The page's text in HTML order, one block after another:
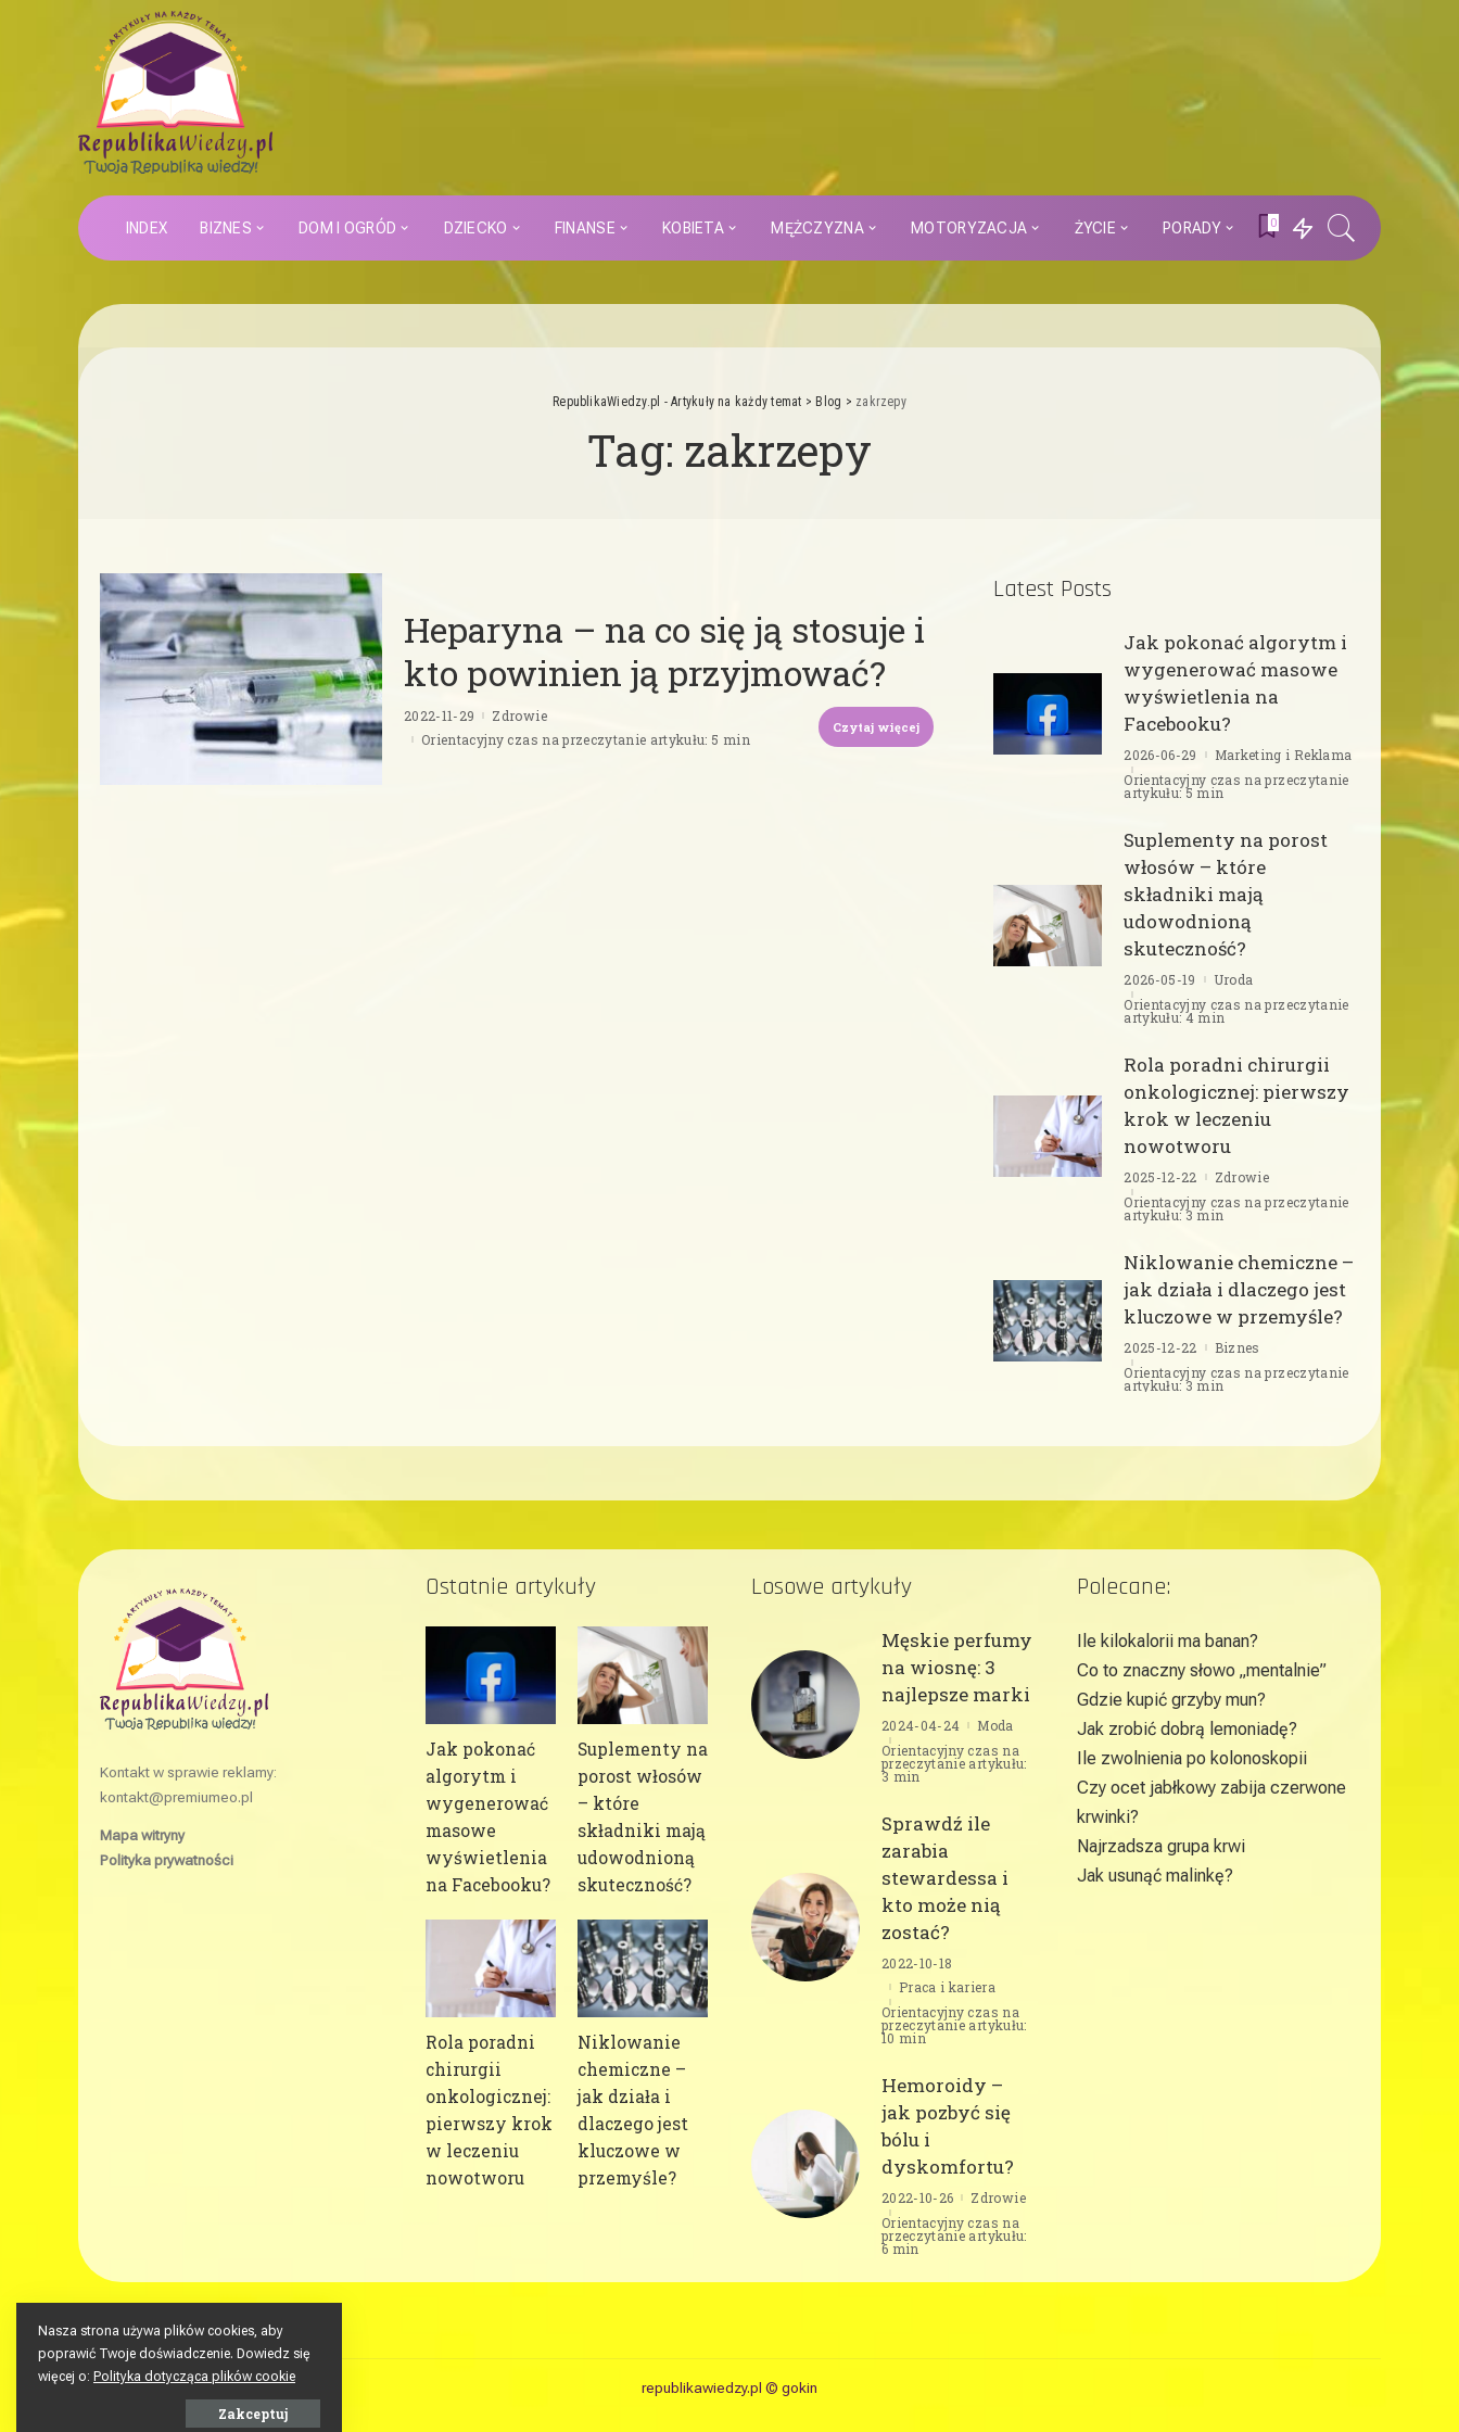
INDEX BIZNES DOM I OGRÓD DZIECKO FINANSE KOBIETA MĘŻCZYZNA MOTORYZACJA ŻYCIE PORADY 0
RepublikaWiedzy.pl - Artykuły na każdy temat > Blog > zakrzepy
Tag: zakrzepy
Heparyna – na co się ją stosuje i
kto powinien ją przyjmować?
2022-11-29
Zdrowie
Orientacyjny czas na przeczytanie artykułu: 5 min
Czytaj więcej
Latest Posts
Jak pokonać algorytm i
wygenerować masowe
wyświetlenia na
Facebooku?
2026-06-29
Marketing i Reklama
Orientacyjny czas na przeczytanie
artykułu: 5 min
Suplementy na porost
włosów – które
składniki mają
udowodnioną
skuteczność?
2026-05-19
Uroda
Orientacyjny czas na przeczytanie
artykułu: 4 min
Rola poradni chirurgii
onkologicznej: pierwszy
krok w leczeniu
nowotworu
2025-12-22
Zdrowie
Orientacyjny czas na przeczytanie
artykułu: 3 min
Niklowanie chemiczne –
jak działa i dlaczego jest
kluczowe w przemyśle?
2025-12-22
Biznes
Orientacyjny czas na przeczytanie
artykułu: 3 min
Kontakt w sprawie reklamy:
kontakt@premiumeo.pl
Mapa witryny
Polityka prywatności
Ostatnie artykuły
Jak pokonać
algorytm i
wygenerować
masowe
wyświetlenia
na Facebooku?
Suplementy na
porost włosów
– które
składniki mają
udowodnioną
skuteczność?
Rola poradni
chirurgii
onkologicznej:
pierwszy krok
w leczeniu
nowotworu
Niklowanie
chemiczne –
jak działa i
dlaczego jest
kluczowe w
przemyśle?
Losowe artykuły
Męskie perfumy
na wiosnę: 3
najlepsze marki
2024-04-24
Moda
Orientacyjny czas na
przeczytanie artykułu:
3 min
Sprawdź ile
zarabia
stewardessa i
kto może nią
zostać?
2022-10-18
Praca i kariera
Orientacyjny czas na
przeczytanie artykułu:
10 min
Hemoroidy –
jak pozbyć się
bólu i
dyskomfortu?
2022-10-26
Zdrowie
Orientacyjny czas na
przeczytanie artykułu:
6 min
Polecane:
Ile kilokalorii ma banan?
Co to znaczny słowo „mentalnie”
Gdzie kupić grzyby mun?
Jak zrobić dobrą lemoniadę?
Ile zwolnienia po kolonoskopii
Czy ocet jabłkowy zabija czerwone
krwinki?
Najrzadsza grupa krwi
Jak usunąć malinkę?
republikawiedzy.pl © gokin
Nasza strona używa plików cookies, aby
poprawić Twoje doświadczenie. Dowiedz się
więcej o: Polityka dotycząca plików cookie
Zakceptuj